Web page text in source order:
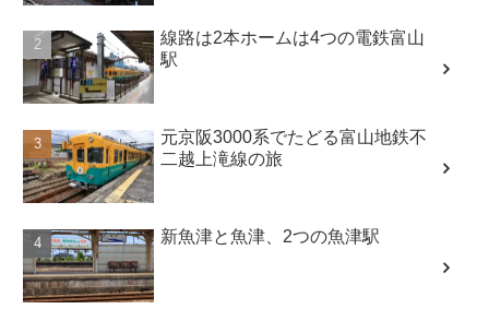
線路は2本ホームは4つの電鉄富山
駅
元京阪3000系でたどる富山地鉄不
二越上滝線の旅
新魚津と魚津、2つの魚津駅